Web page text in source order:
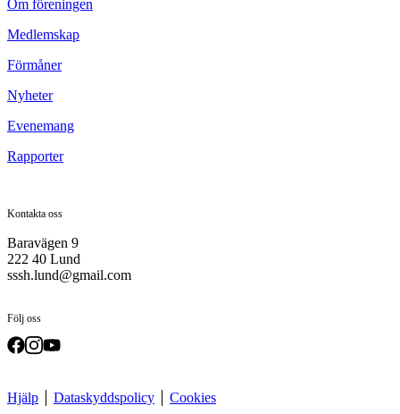
Om föreningen
Medlemskap
Förmåner
Nyheter
Evenemang
Rapporter
Kontakta oss
Baravägen 9
222 40 Lund
sssh.lund@gmail.com
Följ oss
Hjälp Dataskyddspolicy Cookies